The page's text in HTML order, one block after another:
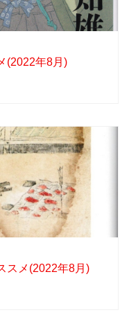
(2022年8月)
スメ(2022年8月)